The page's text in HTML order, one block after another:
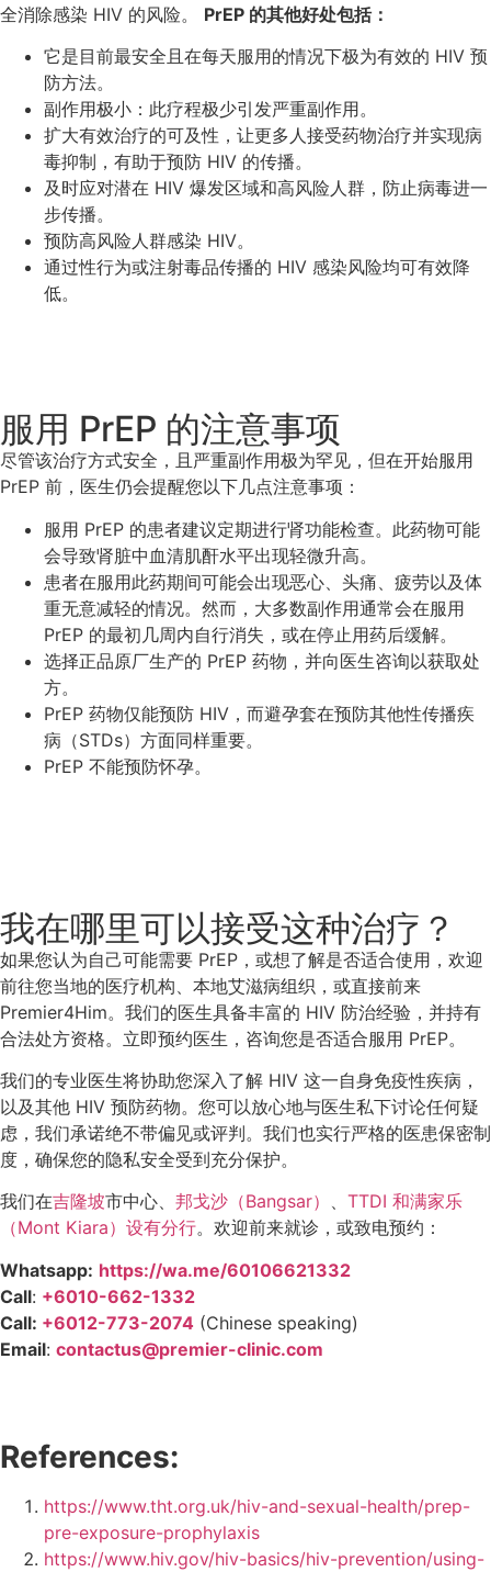
全消除感染 HIV 的风险。 PrEP 的其他好处包括：
它是目前最安全且在每天服用的情况下极为有效的 HIV 预
防方法。
副作用极小：此疗程极少引发严重副作用。
扩大有效治疗的可及性，让更多人接受药物治疗并实现病
毒抑制，有助于预防 HIV 的传播。
及时应对潜在 HIV 爆发区域和高风险人群，防止病毒进一
步传播。
预防高风险人群感染 HIV。
通过性行为或注射毒品传播的 HIV 感染风险均可有效降
低。
服用 PrEP 的注意事项
尽管该治疗方式安全，且严重副作用极为罕见，但在开始服用
PrEP 前，医生仍会提醒您以下几点注意事项：
服用 PrEP 的患者建议定期进行肾功能检查。此药物可能
会导致肾脏中血清肌酐水平出现轻微升高。
患者在服用此药期间可能会出现恶心、头痛、疲劳以及体
重无意减轻的情况。然而，大多数副作用通常会在服用
PrEP 的最初几周内自行消失，或在停止用药后缓解。
选择正品原厂生产的 PrEP 药物，并向医生咨询以获取处
方。
PrEP 药物仅能预防 HIV，而避孕套在预防其他性传播疾
病（STDs）方面同样重要。
PrEP 不能预防怀孕。
我在哪里可以接受这种治疗？
如果您认为自己可能需要 PrEP，或想了解是否适合使用，欢迎
前往您当地的医疗机构、本地艾滋病组织，或直接前来
Premier4Him。我们的医生具备丰富的 HIV 防治经验，并持有
合法处方资格。立即预约医生，咨询您是否适合服用 PrEP。
我们的专业医生将协助您深入了解 HIV 这一自身免疫性疾病，
以及其他 HIV 预防药物。您可以放心地与医生私下讨论任何疑
虑，我们承诺绝不带偏见或评判。我们也实行严格的医患保密制
度，确保您的隐私安全受到充分保护。
我们在吉隆坡市中心、 邦戈沙（Bangsar） 、 TTDI 和满家乐
（Mont Kiara）设有分行。欢迎前来就诊，或致电预约：
Whatsapp: https://wa.me/60106621332
Call: +6010-662-1332
Call: +6012-773-2074 (Chinese speaking)
Email: contactus@premier-clinic.com
References:
https://www.tht.org.uk/hiv-and-sexual-health/prep-
pre-exposure-prophylaxis
https://www.hiv.gov/hiv-basics/hiv-prevention/using-